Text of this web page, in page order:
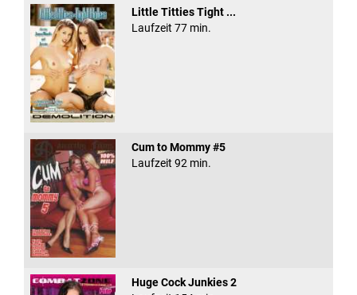
Little Titties Tight ...
Laufzeit 77 min.
Cum to Mommy #5
Laufzeit 92 min.
Huge Cock Junkies 2